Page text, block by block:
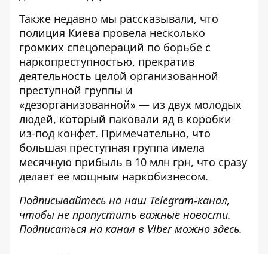
Также недавно мы рассказывали, что
полиция Киева провела несколько
громких спецопераций по борьбе с
наркопреступностью, прекратив
деятельность целой организованной
преступной группы и
«дезорганизованной» — из двух молодых
людей, который паковали яд в коробки
из-под конфет. Примечательно, что
большая преступная группа имела
месячную прибыль в 10 млн грн, что сразу
делает ее мощным наркобизнесом.
Подписывайтесь на наш Telegram-канал,
чтобы не пропустить важные новости.
Подписаться на канал в Viber можно здесь.